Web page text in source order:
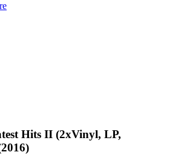
Hits II (2xVinyl, LP,